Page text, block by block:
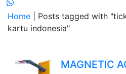
Home
| Posts tagged with
kartu indonesia"
MAGNETIC